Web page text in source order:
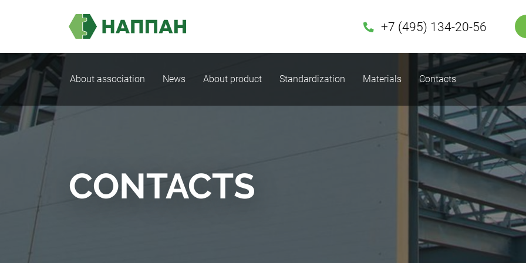
+7 (495) 134-20-56
About association News About product Standardization Materials Contacts
CONTACTS